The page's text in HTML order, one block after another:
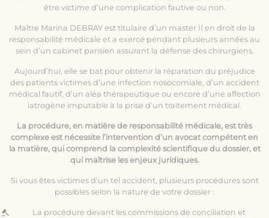
être victime d’une complication fautive ou non.
Maître Marina DEBRAY est titulaire d’un master II en droit de la
responsabilité médicale et a exercé pendant plusieurs années au
sein d’un cabinet parisien assurant la défense des chirurgiens.
Aujourd’hui, elle se bat pour obtenir la réparation du préjudice
des patients victimes d’une infection nosocomiale, d’un accident
médical fautif, d’un aléa thérapeutique ou encore d’une affection
iatrogène imputable à la prise d’un traitement médical.
La procédure, en matière de responsabilité médicale, est très
complexe est nécessite l’intervention d’un avocat compétent en
la matière, qui comprend la complexité scientifique du dossier, et
qui maîtrise les enjeux juridiques.
Si vous êtes victimes d’un tel accident, plusieurs procédures sont
possibles selon la nature de votre dossier :
La procédure devant les commissions de conciliation et